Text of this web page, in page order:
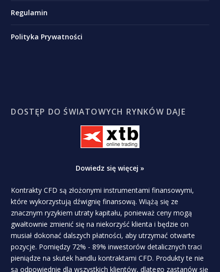
Regulamin
Polityka Prywatności
DOSTĘP DO ŚWIATOWYCH RYNKÓW DAJE
Dowiedz się więcej »
Kontrakty CFD są złożonymi instrumentami finansowymi,
które wykorzystują dźwignię finansową. Wiążą się ze
znacznym ryzykiem utraty kapitału, ponieważ ceny mogą
gwałtownie zmienić się na niekorzyść klienta i będzie on
musiał dokonać dalszych płatności, aby utrzymać otwarte
pozycje. Pomiędzy 72% - 89% inwestorów detalicznych traci
pieniądze na skutek handlu kontraktami CFD. Produkty te nie
są odpowiednie dla wszystkich klientów, dlatego zastanów się